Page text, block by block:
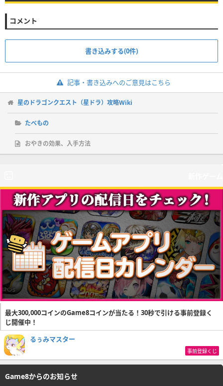
コメント
書き込みする(0件)
記事・書き込みへのご意見はこちら
星のドラゴンクエスト（星ドラ）攻略Wiki
たべもの
おやきの効果、入手方法
最大300,000コインのGame8コインが当たる！30秒で引ける事前登録く
じ開催中！
るぅみマスター
事前登録くじ
Game8からのお知らせ